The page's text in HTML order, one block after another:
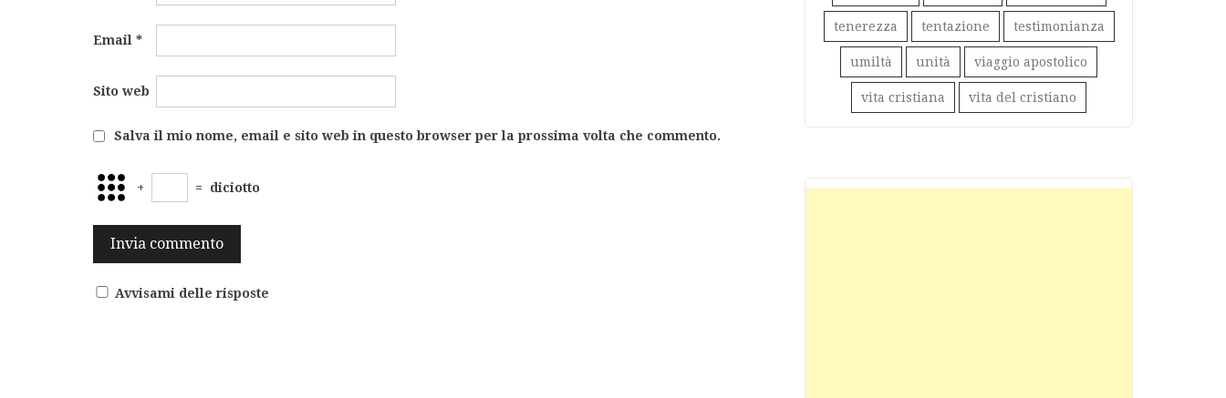
Email *
Sito web
Salva il mio nome, email e sito web in questo browser per la prossima volta che commento.
+ = diciotto
Avvisami delle risposte
tenerezza tentazione testimonianza
umiltà unità viaggio apostolico
vita cristiana vita del cristiano